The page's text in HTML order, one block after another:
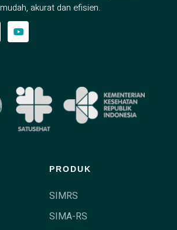
akurat dan efisien.
PRODUK
SIMRS
SIMA-RS